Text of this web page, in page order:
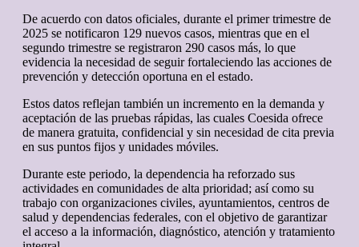
De acuerdo con datos oficiales, durante el primer trimestre de
2025 se notificaron 129 nuevos casos, mientras que en el
segundo trimestre se registraron 290 casos más, lo que
evidencia la necesidad de seguir fortaleciendo las acciones de
prevención y detección oportuna en el estado.
Estos datos reflejan también un incremento en la demanda y
aceptación de las pruebas rápidas, las cuales Coesida ofrece
de manera gratuita, confidencial y sin necesidad de cita previa
en sus puntos fijos y unidades móviles.
Durante este periodo, la dependencia ha reforzado sus
actividades en comunidades de alta prioridad; así como su
trabajo con organizaciones civiles, ayuntamientos, centros de
salud y dependencias federales, con el objetivo de garantizar
el acceso a la información, diagnóstico, atención y tratamiento